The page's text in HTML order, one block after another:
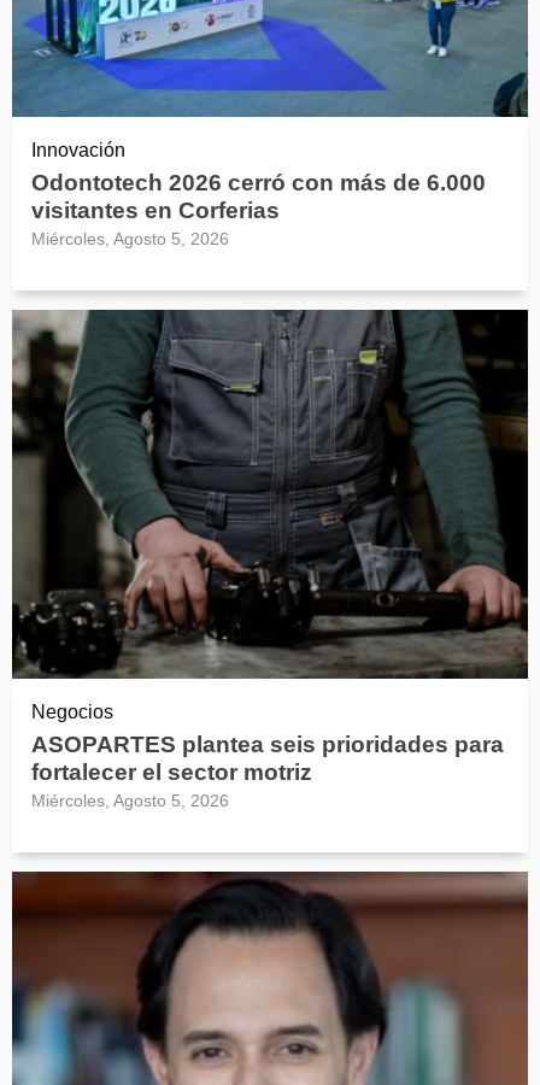
Innovación
Odontotech 2026 cerró con más de 6.000
visitantes en Corferias
Miércoles, Agosto 5, 2026
Negocios
ASOPARTES plantea seis prioridades para
fortalecer el sector motriz
Miércoles, Agosto 5, 2026